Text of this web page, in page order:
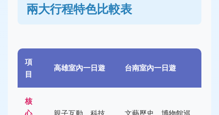
兩大行程特色比較表
項
目
高雄室內一日遊 台南室內一日遊
核